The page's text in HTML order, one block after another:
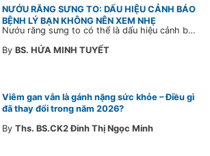
NƯỚU RĂNG SƯNG TO: DẤU HIỆU CẢNH BÁO
BỆNH LÝ BẠN KHÔNG NÊN XEM NHẸ
Nướu răng sưng to có thể là dấu hiệu cảnh báo bệnh lý răng miệng. Cùng Bác sĩ CarePlus tìm hiểu nguyên nhân, triệu chứng và thời điểm cần đi khám bác sĩ trong bài viết dưới đây.
By BS. HỨA MINH TUYẾT
Viêm gan vẫn là gánh nặng sức khỏe – Điều gì
đã thay đổi trong năm 2026?
By Ths. BS.CK2 Đinh Thị Ngọc Minh